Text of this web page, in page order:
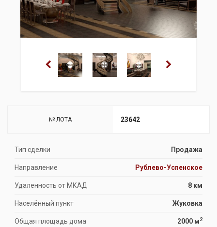
№ ЛОТА 23642
Тип сделки Продажа
Направление Рублево-Успенское
Удаленность от МКАД 8 км
Населённый пункт Жуковка
Общая площадь дома 2000 м2